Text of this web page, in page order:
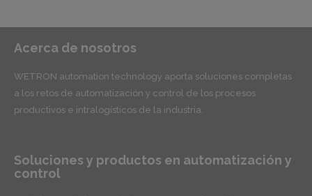
Acerca de nosotros
WETRON automation technology aporta soluciones completas
a los retos de automatización y control de los procesos
productivos e intralogísticos de la industria.
Soluciones y productos en automatización y
control